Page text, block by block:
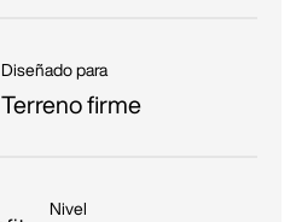
Diseñado para
Terreno firme
Nivel